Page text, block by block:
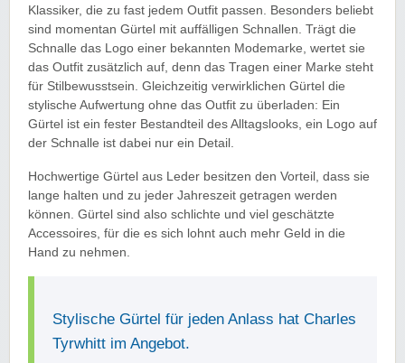
Klassiker, die zu fast jedem Outfit passen. Besonders beliebt
sind momentan Gürtel mit auffälligen Schnallen. Trägt die
Schnalle das Logo einer bekannten Modemarke, wertet sie
das Outfit zusätzlich auf, denn das Tragen einer Marke steht
für Stilbewusstsein. Gleichzeitig verwirklichen Gürtel die
stylische Aufwertung ohne das Outfit zu überladen: Ein
Gürtel ist ein fester Bestandteil des Alltagslooks, ein Logo auf
der Schnalle ist dabei nur ein Detail.
Hochwertige Gürtel aus Leder besitzen den Vorteil, dass sie
lange halten und zu jeder Jahreszeit getragen werden
können. Gürtel sind also schlichte und viel geschätzte
Accessoires, für die es sich lohnt auch mehr Geld in die
Hand zu nehmen.
Stylische Gürtel für jeden Anlass hat Charles
Tyrwhitt im Angebot.